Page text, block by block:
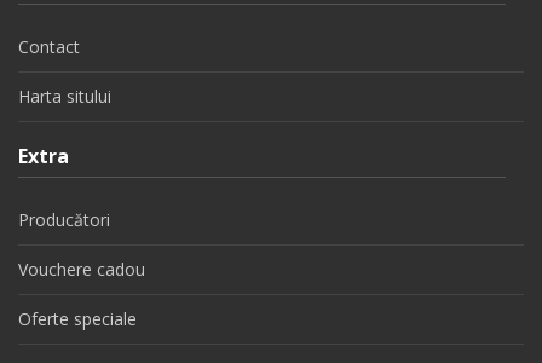
Contact
Harta sitului
Extra
Producători
Vouchere cadou
Oferte speciale